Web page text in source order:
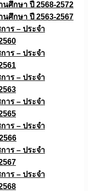
ศึกษา ปี 2568-2572
ศึกษา ปี 2563-2567
าร – ประจำ
าร – ประจำ
าร – ประจำ
าร – ประจำ
าร – ประจำ
าร – ประจำ
าร – ประจำ